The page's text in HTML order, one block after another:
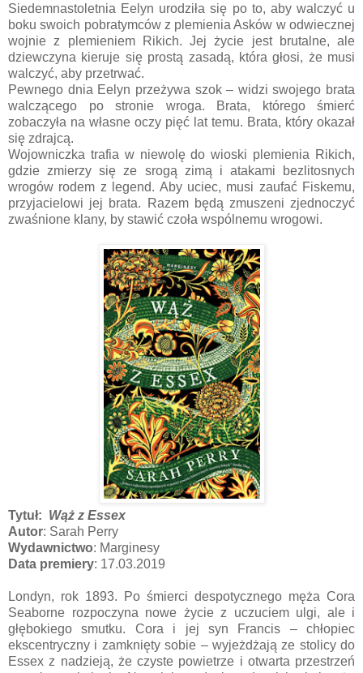
Siedemnastoletnia Eelyn urodziła się po to, aby walczyć u
boku swoich pobratymców z plemienia Asków w odwiecznej
wojnie z plemieniem Rikich. Jej życie jest brutalne, ale
dziewczyna kieruje się prostą zasadą, która głosi, że musi
walczyć, aby przetrwać.
Pewnego dnia Eelyn przeżywa szok – widzi swojego brata
walczącego po stronie wroga. Brata, którego śmierć
zobaczyła na własne oczy pięć lat temu. Brata, który okazał
się zdrajcą.
Wojowniczka trafia w niewolę do wioski plemienia Rikich,
gdzie zmierzy się ze srogą zimą i atakami bezlitosnych
wrogów rodem z legend. Aby uciec, musi zaufać Fiskemu,
przyjacielowi jej brata. Razem będą zmuszeni zjednoczyć
zwaśnione klany, by stawić czoła wspólnemu wrogowi.
Tytuł: Wąż z Essex
Autor: Sarah Perry
Wydawnictwo: Marginesy
Data premiery: 17.03.2019
Londyn, rok 1893. Po śmierci despotycznego męża Cora
Seaborne rozpoczyna nowe życie z uczuciem ulgi, ale i
głębokiego smutku. Cora i jej syn Francis – chłopiec
ekscentryczny i zamknięty sobie – wyjeżdżają ze stolicy do
Essex z nadzieją, że czyste powietrze i otwarta przestrzeń